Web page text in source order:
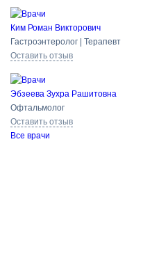
Ким Роман Викторович
Гастроэнтеролог | Терапевт
Оставить отзыв
Эбзеева Зухра Рашитовна
Офтальмолог
Оставить отзыв
Все врачи